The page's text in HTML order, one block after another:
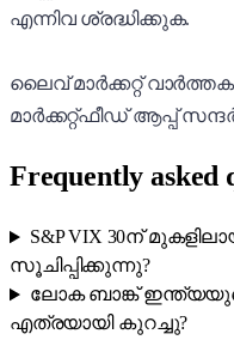
എന്നിവ ശ്രദ്ധിക്കുക.
ലൈവ് മാർക്കറ്റ്
മാർക്കറ്റ്ഫീഡ് ആപ്പ്
Frequently asked
S&P VIX 30ന്
സൂചിപ്പിക്കുന്നു?
ലോക ബാങ്ക്
എത്രയായി കുറച്ചു?